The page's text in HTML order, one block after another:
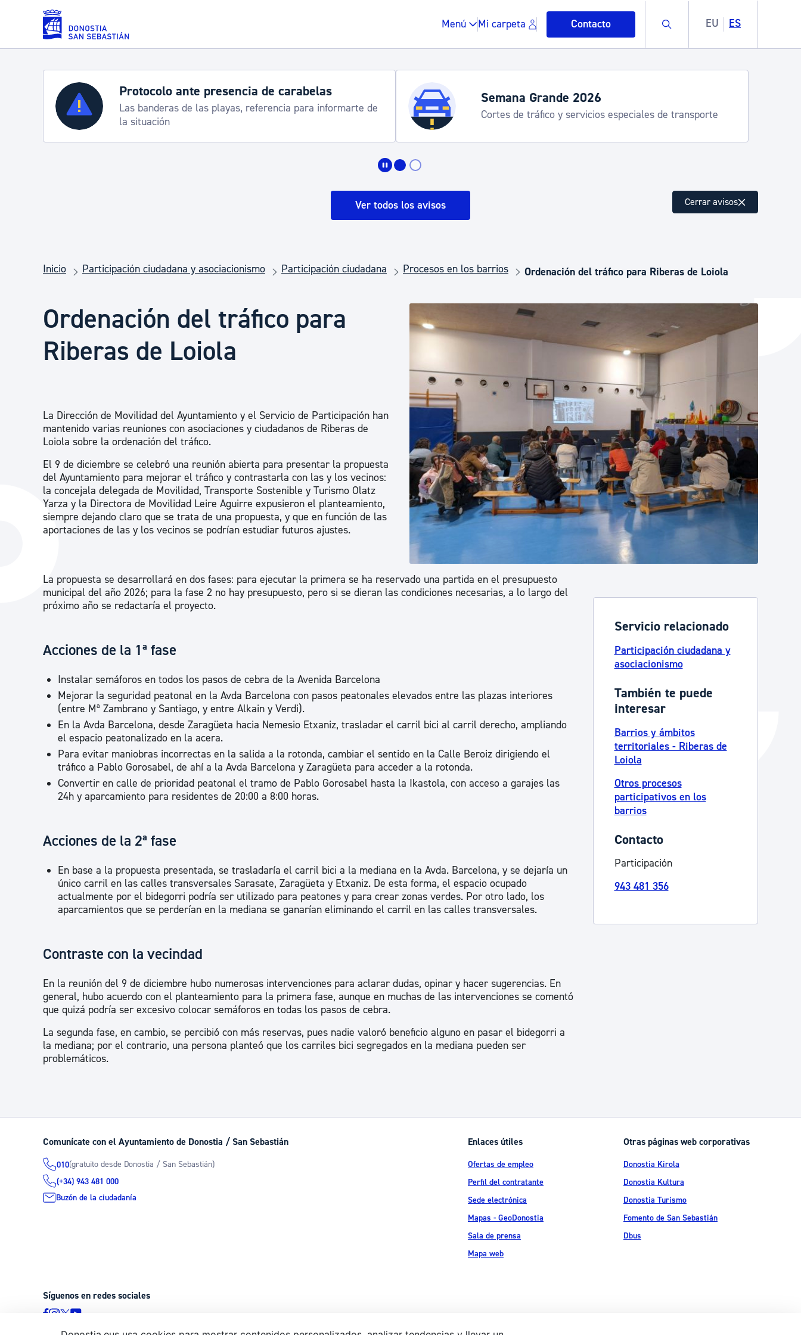
Saltar al contenido principal
Menú Mi carpeta Contacto Buscar EU ES
Servicios
Padrón y asuntos personales
Espacio público, residuos y medioambiente
Seguridad ciudadana y emergencias Euskera
Salud Pública, animales y consumo Desarrollo económico y empleo
Infancia y juventud Igualdad, Derechos Humanos y convivencia
Cultura
Turismo
Descubre la ciudad
La ciudad futura
Avisos
Administración municipal
Calendario fiscal
Ayuda a la tramitación
Protocolo ante presencia de carabelas
Las banderas de las playas, referencia para informarte de
la situación
Semana Grande 2026
Cortes de tráfico y servicios especiales de transporte
Ver todos los avisos Cerrar avisos
Inicio Participación ciudadana y asociacionismo Participación ciudadana Procesos en los barrios Ordenación del tráfico para Riberas de Loiola
Ordenación del tráfico para
Riberas de Loiola
La Dirección de Movilidad del Ayuntamiento y el Servicio de Participación han
mantenido varias reuniones con asociaciones y ciudadanos de Riberas de
Loiola sobre la ordenación del tráfico.
El 9 de diciembre se celebró una reunión abierta para presentar la propuesta
del Ayuntamiento para mejorar el tráfico y contrastarla con las y los vecinos:
la concejala delegada de Movilidad, Transporte Sostenible y Turismo Olatz
Yarza y la Directora de Movilidad Leire Aguirre expusieron el planteamiento,
siempre dejando claro que se trata de una propuesta, y que en función de las
aportaciones de las y los vecinos se podrían estudiar futuros ajustes.
La propuesta se desarrollará en dos fases: para ejecutar la primera se ha reservado una partida en el presupuesto
municipal del año 2026; para la fase 2 no hay presupuesto, pero si se dieran las condiciones necesarias, a lo largo del
próximo año se redactaría el proyecto.
Acciones de la 1ª fase
Instalar semáforos en todos los pasos de cebra de la Avenida Barcelona
Mejorar la seguridad peatonal en la Avda Barcelona con pasos peatonales elevados entre las plazas interiores
(entre Mª Zambrano y Santiago, y entre Alkain y Verdi).
En la Avda Barcelona, desde Zaragüeta hacia Nemesio Etxaniz, trasladar el carril bici al carril derecho, ampliando
el espacio peatonalizado en la acera.
Para evitar maniobras incorrectas en la salida a la rotonda, cambiar el sentido en la Calle Beroiz dirigiendo el
tráfico a Pablo Gorosabel, de ahí a la Avda Barcelona y Zaragüeta para acceder a la rotonda.
Convertir en calle de prioridad peatonal el tramo de Pablo Gorosabel hasta la Ikastola, con acceso a garajes las
24h y aparcamiento para residentes de 20:00 a 8:00 horas.
Acciones de la 2ª fase
En base a la propuesta presentada, se trasladaría el carril bici a la mediana en la Avda. Barcelona, y se dejaría un
único carril en las calles transversales Sarasate, Zaragüeta y Etxaniz. De esta forma, el espacio ocupado
actualmente por el bidegorri podría ser utilizado para peatones y para crear zonas verdes. Por otro lado, los
aparcamientos que se perderían en la mediana se ganarían eliminando el carril en las calles transversales.
Contraste con la vecindad
En la reunión del 9 de diciembre hubo numerosas intervenciones para aclarar dudas, opinar y hacer sugerencias. En
general, hubo acuerdo con el planteamiento para la primera fase, aunque en muchas de las intervenciones se comentó
que quizá podría ser excesivo colocar semáforos en todas los pasos de cebra.
La segunda fase, en cambio, se percibió con más reservas, pues nadie valoró beneficio alguno en pasar el bidegorri a
la mediana; por el contrario, una persona planteó que los carriles bici segregados en la mediana pueden ser
problemáticos.
Servicio relacionado
Participación ciudadana y
asociacionismo
También te puede
interesar
Barrios y ámbitos
territoriales - Riberas de
Loiola
Otros procesos
participativos en los
barrios
Contacto
Participación
943 481 356
Comunícate con el Ayuntamiento de Donostia / San Sebastián
010(gratuito desde Donostia / San Sebastián)
(+34) 943 481 000
Buzón de la ciudadanía
Enlaces útiles
Ofertas de empleo
Perfil del contratante
Sede electrónica
Mapas - GeoDonostia
Sala de prensa
Mapa web
Otras páginas web corporativas
Donostia Kirola
Donostia Kultura
Donostia Turismo
Fomento de San Sebastián
Dbus
Síguenos en redes sociales